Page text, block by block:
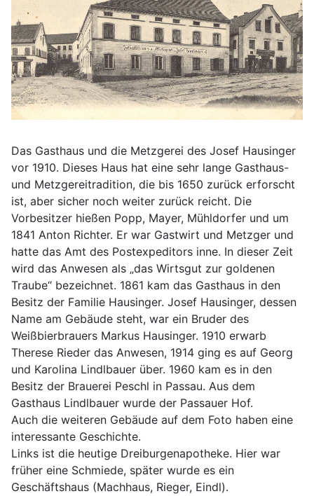
Das Gasthaus und die Metzgerei des Josef Hausinger
vor 1910. Dieses Haus hat eine sehr lange Gasthaus-
und Metzgereitradition, die bis 1650 zurück erforscht
ist, aber sicher noch weiter zurück reicht. Die
Vorbesitzer hießen Popp, Mayer, Mühldorfer und um
1841 Anton Richter. Er war Gastwirt und Metzger und
hatte das Amt des Postexpeditors inne. In dieser Zeit
wird das Anwesen als „das Wirtsgut zur goldenen
Traube“ bezeichnet. 1861 kam das Gasthaus in den
Besitz der Familie Hausinger. Josef Hausinger, dessen
Name am Gebäude steht, war ein Bruder des
Weißbierbrauers Markus Hausinger. 1910 erwarb
Therese Rieder das Anwesen, 1914 ging es auf Georg
und Karolina Lindlbauer über. 1960 kam es in den
Besitz der Brauerei Peschl in Passau. Aus dem
Gasthaus Lindlbauer wurde der Passauer Hof.
Auch die weiteren Gebäude auf dem Foto haben eine
interessante Geschichte.
Links ist die heutige Dreiburgenapotheke. Hier war
früher eine Schmiede, später wurde es ein
Geschäftshaus (Machhaus, Rieger, Eindl).